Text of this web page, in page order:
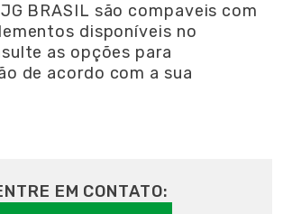
BRASIL são compaveis com
disponíveis no
as opções para
de acordo com a sua
EM CONTATO: